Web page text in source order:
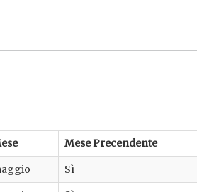
Mese Precendente
Sì